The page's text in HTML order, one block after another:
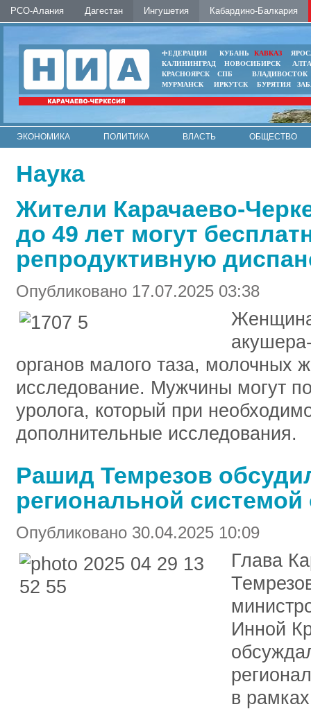
РСО-Алания Дагестан Ингушетия Кабардино-Балкария
ФЕДЕРАЦИЯ КУБАНЬ КАВКАЗ
КАЛИНИНГРАД
НОВОСИБИРСК
КРАСНОЯРСК
СПБ
ВЛАДИВОСТОК
МУРМАНСК
ИРКУТСК БУРЯТИЯ
ЭКОНОМИКА ПОЛИТИКА ВЛАСТЬ
ОБЩЕСТВО
Наука
Жители Карачаево-
до 49 лет могут
репродуктивную
Опубликовано 17.07.2025 03:38
органов малого таза, молочных
исследование. Мужчины могут
уролога, который при
дополнительные исследования.
Рашид Темрезов
региональной системой
Опубликовано 30.04.2025 10:09
Глава
Инной
в